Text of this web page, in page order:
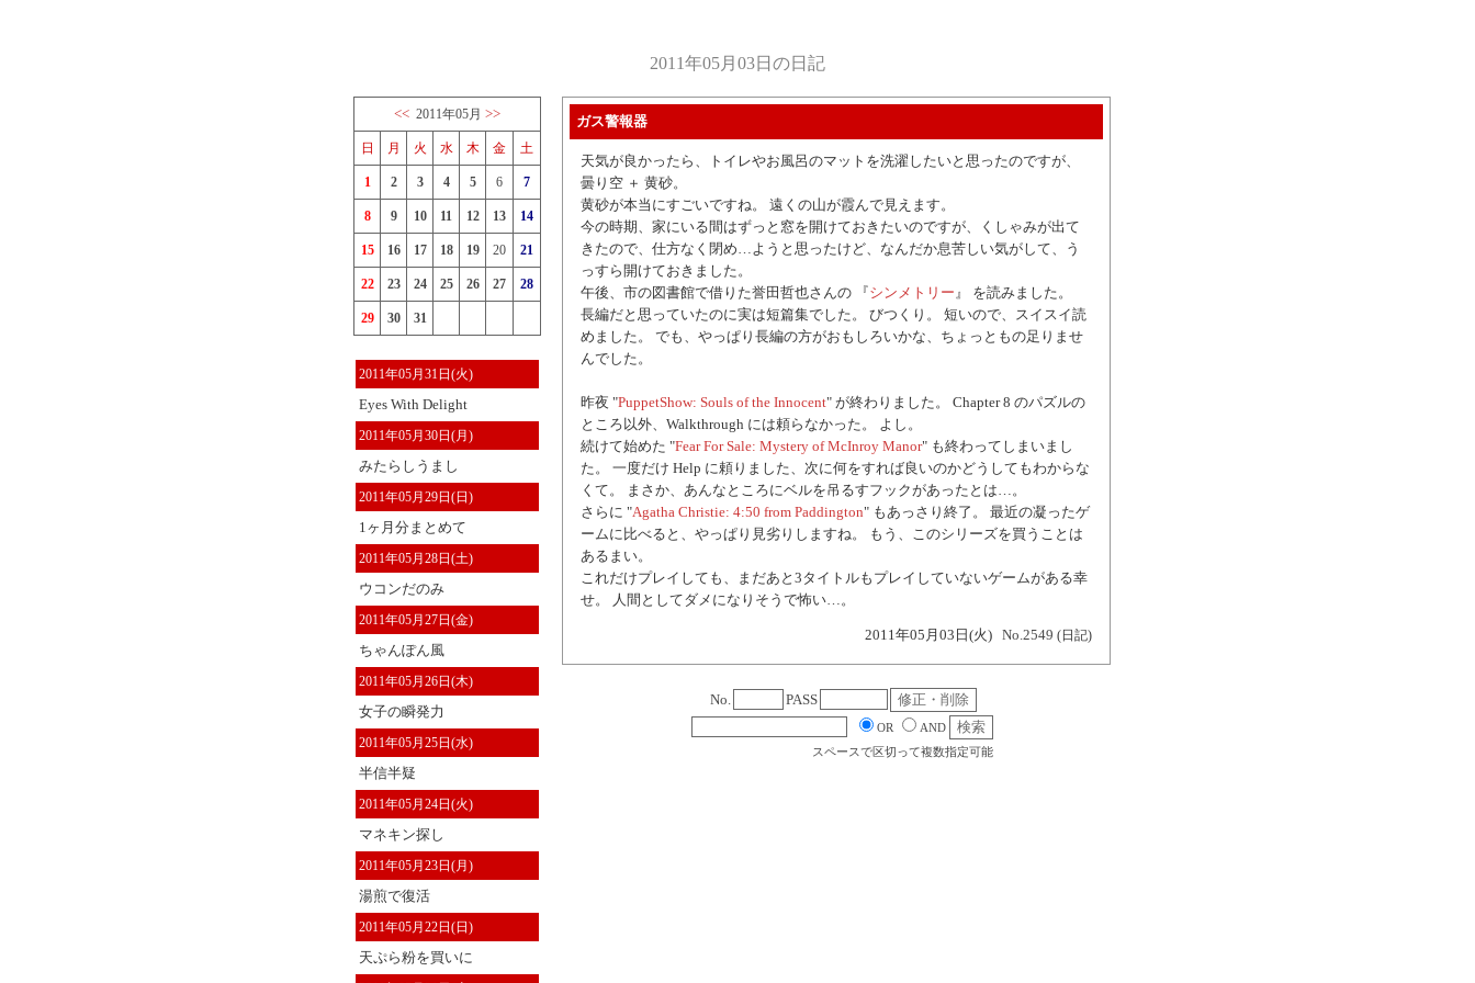
2011年05月03日の日記
<< 2011年05月 >>
日 月 火 水 木 金 土
1 2 3 4 5 6 7
8 9 10 11 12 13 14
15 16 17 18 19 20 21
22 23 24 25 26 27 28
29 30 31
2011年05月31日(火)
Eyes With Delight
2011年05月30日(月)
みたらしうまし
2011年05月29日(日)
1ヶ月分まとめて
2011年05月28日(土)
ウコンだのみ
2011年05月27日(金)
ちゃんぽん風
2011年05月26日(木)
女子の瞬発力
2011年05月25日(水)
半信半疑
2011年05月24日(火)
マネキン探し
2011年05月23日(月)
湯煎で復活
2011年05月22日(日)
天ぷら粉を買いに
ガス警報器
天気が良かったら、トイレやお風呂のマットを洗濯したいと思ったのですが、
曇り空 ＋ 黄砂。
黄砂が本当にすごいですね。 遠くの山が霞んで見えます。
今の時期、家にいる間はずっと窓を開けておきたいのですが、くしゃみが出て
きたので、仕方なく閉め…ようと思ったけど、なんだか息苦しい気がして、う
っすら開けておきました。
午後、市の図書館で借りた誉田哲也さんの 『シンメトリー』 を読みました。
長編だと思っていたのに実は短篇集でした。 びつくり。 短いので、スイスイ読
めました。 でも、やっぱり長編の方がおもしろいかな、ちょっともの足りませ
んでした。
昨夜 "PuppetShow: Souls of the Innocent" が終わりました。 Chapter 8 のパズルの
ところ以外、Walkthrough には頼らなかった。 よし。
続けて始めた "Fear For Sale: Mystery of McInroy Manor" も終わってしまいまし
た。 一度だけ Help に頼りました、次に何をすれば良いのかどうしてもわからな
くて。 まさか、あんなところにベルを吊るすフックがあったとは…。
さらに "Agatha Christie: 4:50 from Paddington" もあっさり終了。 最近の凝ったゲ
ームに比べると、やっぱり見劣りしますね。 もう、このシリーズを買うことは
あるまい。
これだけプレイしても、まだあと3タイトルもプレイしていないゲームがある幸
せ。 人間としてダメになりそうで怖い…。
2011年05月03日(火) No.2549 (日記)
No. PASS
OR
AND
スペースで区切って複数指定可能